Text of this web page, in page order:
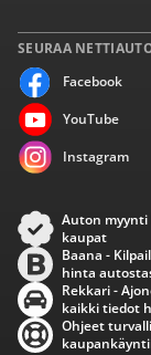
SEURAA
Facebook
YouTube
Instagram
Auton myynti
kaupat
Baana -
hinta
Rekkari -
kaikki tiedot
Ohjeet